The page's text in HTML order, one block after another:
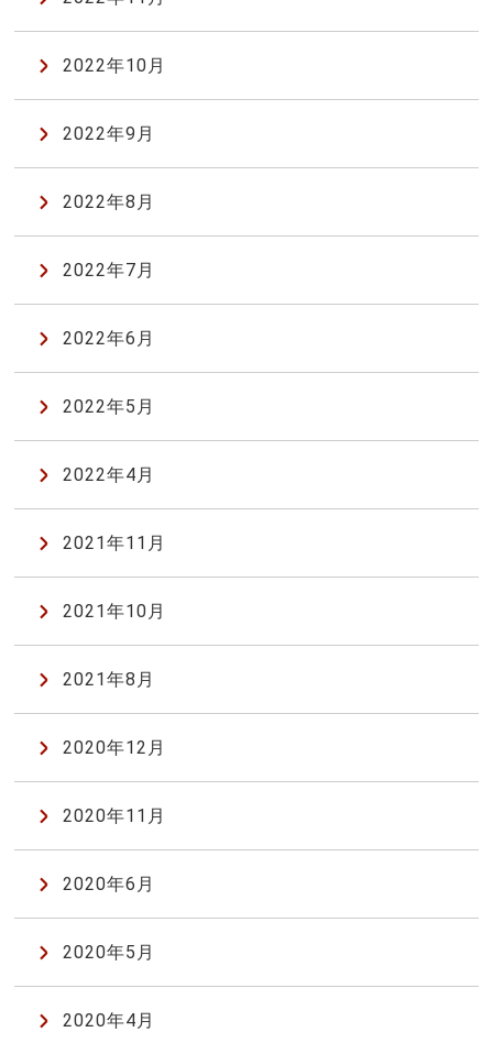
2022年10月
2022年9月
2022年8月
2022年7月
2022年6月
2022年5月
2022年4月
2021年11月
2021年10月
2021年8月
2020年12月
2020年11月
2020年6月
2020年5月
2020年4月